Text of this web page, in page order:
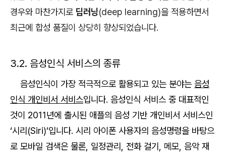
경우와 마찬가지로 딥러닝(deep learning)을 적용하면서
최근에 합성 품질이 상당히 향상되었습니다.
3.2. 음성인식 서비스의 종류
음성인식이 가장 적극적으로 활용되고 있는 분야는 음성
인식 개인비서 서비스입니다. 음성인식 서비스 중 대표적인
것이 2011년에 출시된 애플의 음성 기반 개인비서 서비스인
‘시리(Siri)’입니다. 시리 아이폰 사용자의 음성명령을 바탕으
로 모바일 검색은 물론, 일정관리, 전화 걸기, 메모, 음악 재